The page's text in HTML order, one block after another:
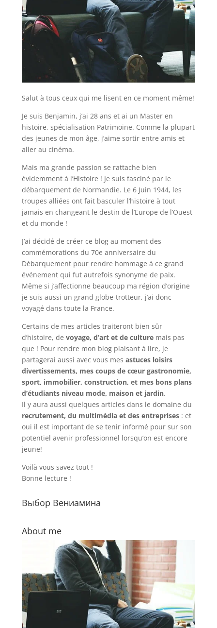
Salut à tous ceux qui me lisent en ce moment même!
Je suis Benjamin, j’ai 28 ans et ai un Master en
histoire, spécialisation Patrimoine. Comme la plupart
des jeunes de mon âge, j’aime sortir entre amis et
aller au cinéma.
Mais ma grande passion se rattache bien
évidemment à l’Histoire ! Je suis fasciné par le
débarquement de Normandie. Le 6 Juin 1944, les
troupes alliées ont fait basculer l’histoire à tout
jamais en changeant le destin de l’Europe de l’Ouest
et du monde !
J’ai décidé de créer ce blog au moment des
commémorations du 70e anniversaire du
Débarquement pour rendre hommage à ce grand
événement qui fut autrefois synonyme de paix.
Même si j’affectionne beaucoup ma région d’origine
je suis aussi un grand globe-trotteur, j’ai donc
voyagé dans toute la France.
Certains de mes articles traiteront bien sûr
d’histoire, de voyage, d’art et de culturemais pas
que ! Pour rendre mon blog plaisant à lire, je
partagerai aussi avec vous mes astuces loisirs
divertissements, mes coups de cœur gastronomie,
sport, immobilier, construction, et mes bons plans
d’étudiants niveau mode, maison et jardin.
Il y aura aussi quelques articles dans le domaine du
recrutement, du multimédia et des entreprises: et
oui il est important de se tenir informé pour sur son
potentiel avenir professionnel lorsqu’on est encore
jeune!
Voilà vous savez tout !
Bonne lecture !
Выбор Вениамина
About me